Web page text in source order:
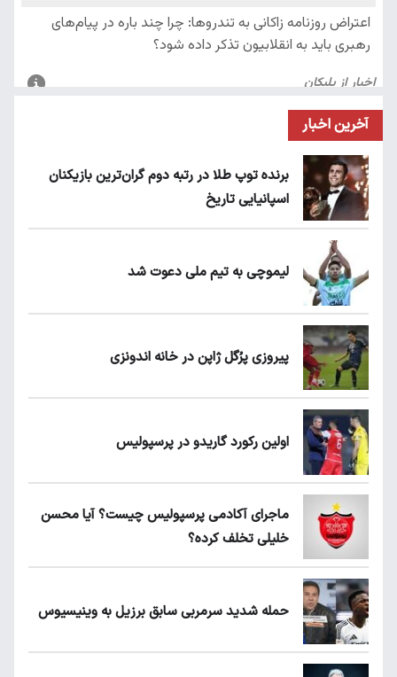
آخرین اخبار
برنده توپ طلا در رتبه دوم گران‌ترین بازیکنان
اسپانیایی تاریخ
لیموچی به تیم ملی دعوت شد
پیروزی پرُگل ژاپن در خانه اندونزی
اولین رکورد گاریدو در پرسپولیس
ماجرای آکادمی پرسپولیس چیست؟ آیا محسن
خلیلی تخلف کرده؟
حمله شدید سرمربی سابق برزیل به وینیسیوس